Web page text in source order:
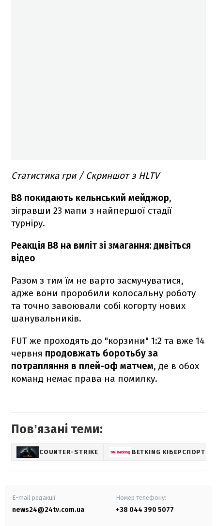
Статистика гри / Скриншот з HLTV
B8 покидають кельнський мейджор,
зігравши 23 мапи з найпершої стадії
турніру.
Реакція B8 на виліт зі змагання: дивіться
відео
Разом з тим їм не варто засмучуватися,
адже вони проробили колосальну роботу
та точно завоювали собі когорту нових
шанувальників.
FUT же проходять до "корзини" 1:2 та вже 14
червня продовжать боротьбу за
потрапляння в плей-оф матчем, де в обох
команд немає права на помилку.
Повʼязані теми:
COUNTER-STRIKE BETKING КІБЕРСПОРТ
E-mail редакції
news24@24tv.com.ua
Номер телефону:
+38 044 390 5077